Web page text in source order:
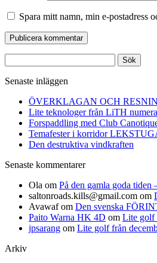
Spara mitt namn, min e-postadress
efter:
Senaste inläggen
ÖVERKLAGAN OCH
Lite teknologer från LiTH
Forspaddling med Club
Temafester i korridor
Den destruktiva vindkraften
Senaste kommentarer
Ola om På den gamla goda tiden
saltonroads.kills@gmail.com om
Avawafom Den svenska
Paito Warna HK 4D om Lite golf
jpsarang om Lite golf från
Arkiv